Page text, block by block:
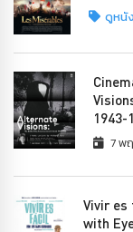
ดูหนั
1943-
7 พ
Vivir es
with